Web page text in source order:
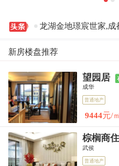
中寰·熙樾,成都中寰·
中车共享城,成都中
新房楼盘推荐
望园居
成华
普通地产
9444元/
棕榈商
武侯
普通地产